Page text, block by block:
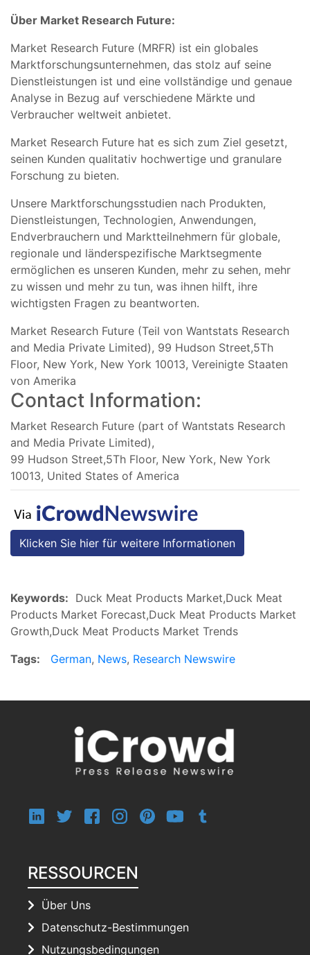
Über Market Research Future:
Market Research Future (MRFR) ist ein globales
Marktforschungsunternehmen, das stolz auf seine
Dienstleistungen ist und eine vollständige und genaue
Analyse in Bezug auf verschiedene Märkte und
Verbraucher weltweit anbietet.
Market Research Future hat es sich zum Ziel gesetzt,
seinen Kunden qualitativ hochwertige und granulare
Forschung zu bieten.
Unsere Marktforschungsstudien nach Produkten,
Dienstleistungen, Technologien, Anwendungen,
Endverbrauchern und Marktteilnehmern für globale,
regionale und länderspezifische Marktsegmente
ermöglichen es unseren Kunden, mehr zu sehen, mehr
zu wissen und mehr zu tun, was ihnen hilft, ihre
wichtigsten Fragen zu beantworten.
Market Research Future (Teil von Wantstats Research
and Media Private Limited), 99 Hudson Street,5Th
Floor, New York, New York 10013, Vereinigte Staaten
von Amerika
Contact Information:
Market Research Future (part of Wantstats Research
and Media Private Limited),
99 Hudson Street,5Th Floor, New York, New York
10013, United States of America
Klicken Sie hier für weitere Informationen
Keywords: Duck Meat Products Market,Duck Meat
Products Market Forecast,Duck Meat Products Market
Growth,Duck Meat Products Market Trends
Tags:
German, News, Research Newswire
RESSOURCEN
Über Uns
Datenschutz-Bestimmungen
Nutzungsbedingungen